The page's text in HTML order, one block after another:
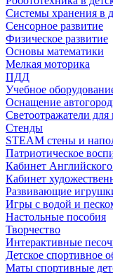
Системы хранения в
Сенсорное развитие
Физическое развитие
Основы математики
Мелкая моторика
ПДД
Учебное
Оснащение
Светоотражатели для
Стенды
STEAM стены и
Патриотическое
Кабинет
Кабинет
Развивающие
Игры с водой и
Настольные пособия
Творчество
Интерактивные
Детское спортивное
Маты спортивные